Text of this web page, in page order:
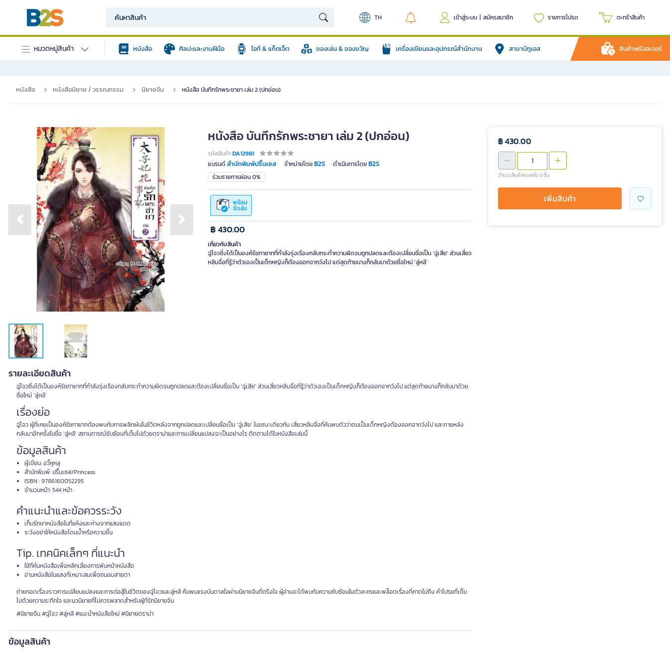
TH เข้าสู่ระบบ | สมัครสมาชิก รายการโปรด ตะกร้าสินค้า
หมวดหมู่สินค้า หนังสือ ศิลปะและงานฝีมือ ไอที & แก็ตเจ็ต ของเล่น & ของขวัญ เครื่องเขียนและอุปกรณ์สำนักงาน สาขาบีทูเอส สินค้าพรีออเดอร์
หนังสือ หนังสือนิยาย / วรรณกรรม นิยายจีน หนังสือ บันทึกรักพระชายา เล่ม 2 (ปกอ่อน)
Previous slide Next slide
หนังสือ บันทึกรักพระชายา เล่ม 2 (ปกอ่อน)
รหัสสินค้าDA12981
แบรนด์สำนักพิมพ์ปริ๊นเซส จำหน่ายโดยB2S ดำเนินการโดยB2S
ร่วมรายการผ่อน 0%
พร้อม
จัดส่ง
฿ 430.00
เกี่ยวกับสินค้า
ฉู่โจวซึ่งได้เป็นองค์รัชทายาทที่กำลังรุ่งเรืองกลับกระทำความผิดจนถูกปลดและต้องเปลี่ยนชื่อเป็น ‘ฉู่เสีย’ ส่วนเสี่ยว
หลินจื่อที่รู้ว่าตัวเองเป็นเด็กหญิงก็ต้องออกจากวังไป แต่สุดท้ายนางก็กลับมาด้วยชื่อใหม่ ‘ลู่หลี’
รายละเอียดสินค้า
ฉู่โจวซึ่งได้เป็นองค์รัชทายาทที่กำลังรุ่งเรืองกลับกระทำความผิดจนถูกปลดและต้องเปลี่ยนชื่อเป็น ‘ฉู่เสีย’ ส่วนเสี่ยวหลินจื่อที่รู้ว่าตัวเองเป็นเด็กหญิงก็ต้องออกจากวังไป แต่สุดท้ายนางก็กลับมาด้วย
ชื่อใหม่ ‘ลู่หลี’
เรื่องย่อ
ฉู่โจว ผู้ที่เคยเป็นองค์รัชทายาทต้องพบกับการพลิกผันในชีวิตหลังจากถูกปลดและเปลี่ยนชื่อเป็น ‘ฉู่เสีย’ ในขณะเดียวกัน เสี่ยวหลินจื่อที่ค้นพบตัวว่าตนเป็นเด็กหญิงต้องออกจากวังไป และภายหลัง
กลับมาอีกครั้งในชื่อ ‘ลู่หลี’ สถานการณ์ซับซ้อนที่เต็มไปด้วยดราม่าและการเปลี่ยนแปลงจะเป็นอย่างไร ติดตามได้ในหนังสือเล่มนี้
ข้อมูลสินค้า
ผู้เขียน: อวี้หูหลู
สำนักพิมพ์: ปริ๊นเซส/Princess
ISBN : 9786160052295
จำนวนหน้า: 544 หน้า
คำแนะนำและข้อควรระวัง
เก็บรักษาหนังสือในที่แห้งและห่างจากแสงแดด
ระวังอย่าให้หนังสือโดนน้ำหรือความชื้น
Tip. เทคนิคเล็กๆ ที่แนะนำ
ใช้ที่คั่นหนังสือเพื่อหลีกเลี่ยงการพับหน้าหนังสือ
อ่านหนังสือในแสงที่เหมาะสมเพื่อถนอมสายตา
ถ่ายทอดเรื่องราวการเปลี่ยนแปลงและการต่อสู้ในชีวิตของฉู่โจวและลู่หลี ค้นพบแรงบันดาลใจผ่านนิยายจีนที่ตรึงใจ ผู้อ่านจะได้พบกับความซับซ้อนในตัวละครและพล็อตเรื่องที่คาดไม่ถึง คำโปรยที่เต็ม
ไปด้วยความระทึกใจ และนวนิยายที่ไม่ควรพลาดสำหรับผู้ที่รักนิยายจีน
#นิยายจีน #ฉู่โจว #ลู่หลี #แนะนำหนังสือใหม่ #นิยายดราม่า
ข้อมูลสินค้า
฿ 430.00
จำนวนสินค้าคงเหลือ 5 ชิ้น
เพิ่มสินค้า